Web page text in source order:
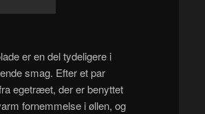
er en del tydeligere i
smag. Efter et par
egetræet, der er benyttet
fornemmelse i øllen, og